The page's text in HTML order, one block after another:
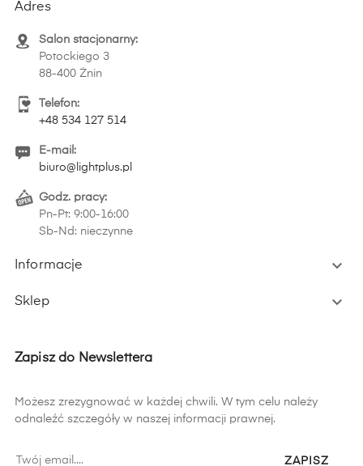
Adres
Salon stacjonarny:
Potockiego 3
88-400 Żnin
Telefon:
+48 534 127 514
E-mail:
biuro@lightplus.pl
Godz. pracy:
Pn-Pt: 9:00-16:00
Sb-Nd: nieczynne
Informacje 
Sklep 
Zapisz do Newslettera
Możesz zrezygnować w każdej chwili. W tym celu należy
odnaleźć szczegóły w naszej informacji prawnej.
ZAPISZ